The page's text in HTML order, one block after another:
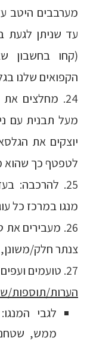
מערבבים היטב
עד שניתן לגעת
(קחו בחשבון
הקפואים שלנו
24. מחלצים
מעל תבנית עם
יוצקים את
לטפטף כך שהוא
25. להרכבה:
מנגו במרכז כל
26. מעבירים
צנתר חלק/משונן,
27. טועמים ועפים על עצמכם ועל הקינוח. ועל החיים.
הערות/תוספות/
לגבי
ממש,